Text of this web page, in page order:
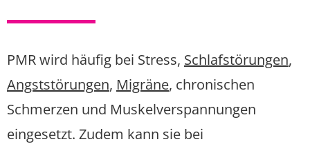
PMR wird häufig bei Stress, Schlafstörungen,
Angststörungen, Migräne, chronischen
Schmerzen und Muskelverspannungen
eingesetzt. Zudem kann sie bei